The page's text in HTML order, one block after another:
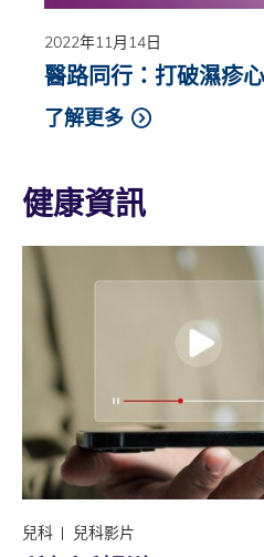
2022年11月14日
醫路同行：打破濕疹
了解更多
健康資訊
兒科 兒科影片